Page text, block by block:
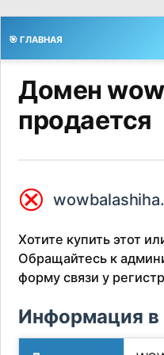
🎯 ГЛАВНАЯ
Домен
продается
⮿
Хотите купить этот
Обращайтесь к
форму связи у
Информация в